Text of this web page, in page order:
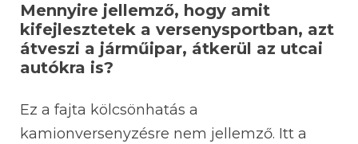
Mennyire jellemző, hogy amit
kifejlesztetek a versenysportban, azt
átveszi a járműipar, átkerül az utcai
autókra is?
Ez a fajta kölcsönhatás a
kamionversenyzésre nem jellemző. Itt a